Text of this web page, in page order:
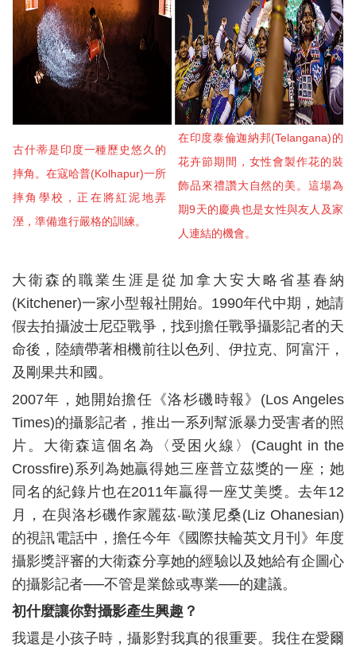
古什蒂是印度一種歷史悠久的
摔角。在寇哈普(Kolhapur)一所
摔角學校，正在將紅泥地弄
溼，準備進行嚴格的訓練。
在印度泰倫迦納邦(Telangana)的
花卉節期間，女性會製作花的裝
飾品來禮讚大自然的美。這場為
期9天的慶典也是女性與友人及家
人連結的機會。
大衛森的職業生涯是從加拿大安大略省基春納
(Kitchener)一家小型報社開始。1990年代中期，她請
假去拍攝波士尼亞戰爭，找到擔任戰爭攝影記者的天
命後，陸續帶著相機前往以色列、伊拉克、阿富汗，
及剛果共和國。
2007年，她開始擔任《洛杉磯時報》(Los Angeles
Times)的攝影記者，推出一系列幫派暴力受害者的照
片。大衛森這個名為〈受困火線〉(Caught in the
Crossfire)系列為她贏得她三座普立茲獎的一座；她
同名的紀錄片也在2011年贏得一座艾美獎。去年12
月，在與洛杉磯作家麗茲‧歐漢尼桑(Liz Ohanesian)
的視訊電話中，擔任今年《國際扶輪英文月刊》年度
攝影獎評審的大衛森分享她的經驗以及她給有企圖心
的攝影記者──不管是業餘或專業──的建議。
初什麼讓你對攝影產生興趣？
我還是小孩子時，攝影對我真的很重要。我住在愛爾